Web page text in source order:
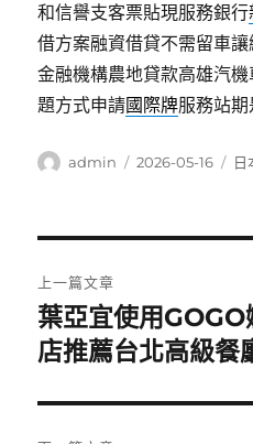
和信譽支客票貼現服務銀行
借方案融資借貸不需留車
金融機構農地貸款高雄汽
題方式申請國際牌服務站
作
admin
發
2026-05-16
分
日
章
導
覽
上一篇文章
上
一
文
章:
葉亞宜使用
店推薦台北高級餐